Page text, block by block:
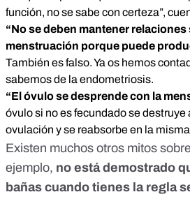
función, no se sabe con certeza”,
“No se deben mantener
menstruación porque puede
También es falso. Ya os hemos
sabemos de la endometriosis.
“El óvulo se desprende con la
óvulo si no es fecundado se destruye
ovulación y se reabsorbe en la
Existen muchos otros mitos
ejemplo, no está demostrado
bañas cuando tienes la regla